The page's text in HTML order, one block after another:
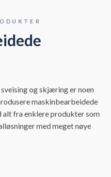
og skjæring er noen
maskinbearbeidede
alt fra enklere produkter som
med meget nøye